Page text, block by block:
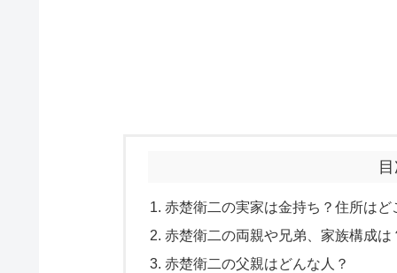
赤楚衛二の実家は金持ち？住所はど
赤楚衛二の両親や兄弟、家族構成は
赤楚衛二の父親はどんな人？